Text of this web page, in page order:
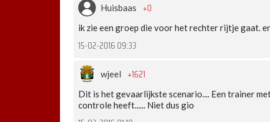
Huisbaas +0
ik zie een groep die voor het rechter rijtje gaat.
15-02-2016 09:33
wjeel +1621
Dit is het gevaarlijkste scenario.... Een trainer
controle heeft...... Niet dus gio